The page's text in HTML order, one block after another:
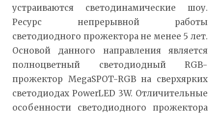
устраиваются светодинамические шоу.
Ресурс непрерывной работы
светодиодного прожектора не менее 5 лет.
Основой данного направления является
полноцветный светодиодный RGB-
прожектор MegaSPOT-RGB на сверхярких
светодиодах PowerLED 3W. Отличительные
особенности светодиодного прожектора